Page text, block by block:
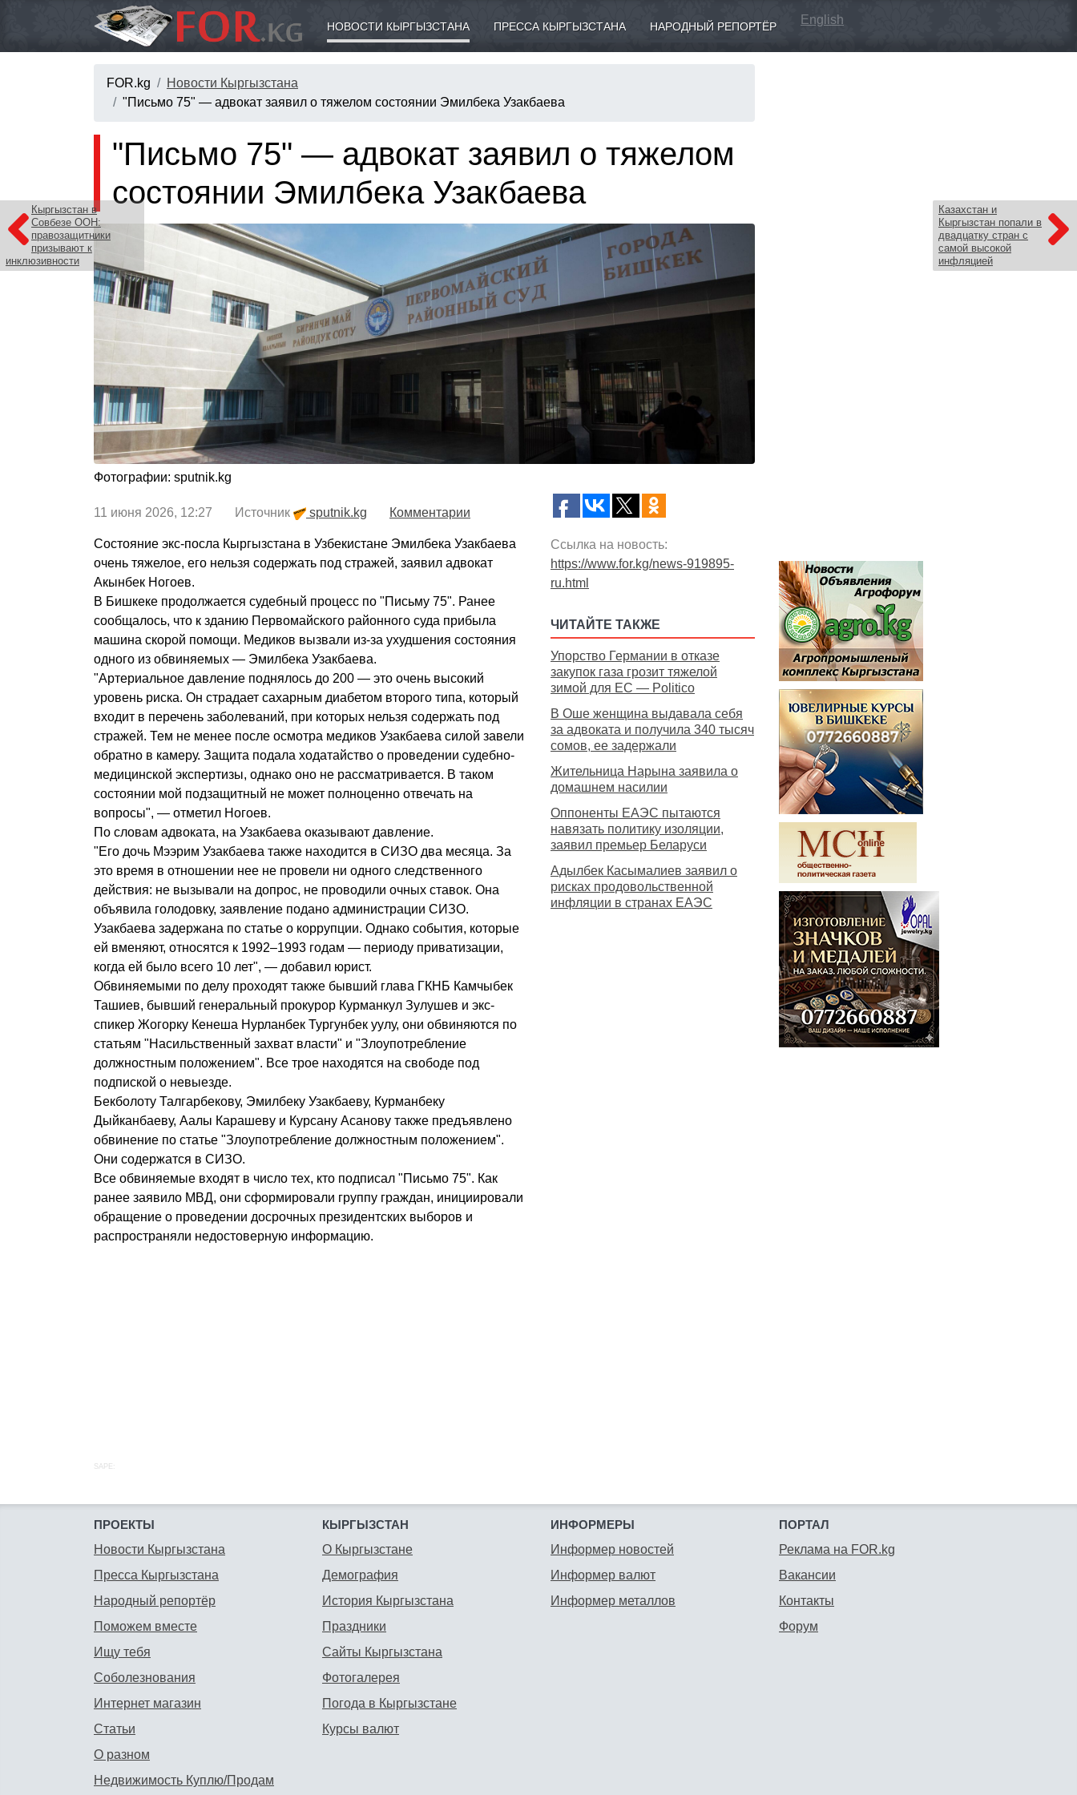
НОВОСТИ КЫРГЫЗСТАНА ПРЕССА КЫРГЫЗСТАНА НАРОДНЫЙ РЕПОРТЁР English
FOR.kg
Новости Кыргызстана
"Письмо 75" — адвокат заявил о тяжелом состоянии Эмилбека Узакбаева
Кыргызстан в
Совбезе ООН:
правозащитники
призывают к
инклюзивности
Казахстан и
Кыргызстан попали в
двадцатку стран с
самой высокой
инфляцией
"Письмо 75" — адвокат заявил о тяжелом
состоянии Эмилбека Узакбаева
Фотографии: sputnik.kg
11 июня 2026, 12:27 Источник sputnik.kg Комментарии
Состояние экс-посла Кыргызстана в Узбекистане Эмилбека Узакбаева
очень тяжелое, его нельзя содержать под стражей, заявил адвокат
Акынбек Ногоев.
В Бишкеке продолжается судебный процесс по "Письму 75". Ранее
сообщалось, что к зданию Первомайского районного суда прибыла
машина скорой помощи. Медиков вызвали из-за ухудшения состояния
одного из обвиняемых — Эмилбека Узакбаева.
"Артериальное давление поднялось до 200 — это очень высокий
уровень риска. Он страдает сахарным диабетом второго типа, который
входит в перечень заболеваний, при которых нельзя содержать под
стражей. Тем не менее после осмотра медиков Узакбаева силой завели
обратно в камеру. Защита подала ходатайство о проведении судебно-
медицинской экспертизы, однако оно не рассматривается. В таком
состоянии мой подзащитный не может полноценно отвечать на
вопросы", — отметил Ногоев.
По словам адвоката, на Узакбаева оказывают давление.
"Его дочь Мээрим Узакбаева также находится в СИЗО два месяца. За
это время в отношении нее не провели ни одного следственного
действия: не вызывали на допрос, не проводили очных ставок. Она
объявила голодовку, заявление подано администрации СИЗО.
Узакбаева задержана по статье о коррупции. Однако события, которые
ей вменяют, относятся к 1992–1993 годам — периоду приватизации,
когда ей было всего 10 лет", — добавил юрист.
Обвиняемыми по делу проходят также бывший глава ГКНБ Камчыбек
Ташиев, бывший генеральный прокурор Курманкул Зулушев и экс-
спикер Жогорку Кенеша Нурланбек Тургунбек уулу, они обвиняются по
статьям "Насильственный захват власти" и "Злоупотребление
должностным положением". Все трое находятся на свободе под
подпиской о невыезде.
Бекболоту Талгарбекову, Эмилбеку Узакбаеву, Курманбеку
Дыйканбаеву, Аалы Карашеву и Курсану Асанову также предъявлено
обвинение по статье "Злоупотребление должностным положением".
Они содержатся в СИЗО.
Все обвиняемые входят в число тех, кто подписал "Письмо 75". Как
ранее заявило МВД, они сформировали группу граждан, инициировали
обращение о проведении досрочных президентских выборов и
распространяли недостоверную информацию.
Ссылка на новость:
https://www.for.kg/news-919895-
ru.html
ЧИТАЙТЕ ТАКЖЕ
Упорство Германии в отказе
закупок газа грозит тяжелой
зимой для ЕС — Politico
В Оше женщина выдавала себя
за адвоката и получила 340 тысяч
сомов, ее задержали
Жительница Нарына заявила о
домашнем насилии
Оппоненты ЕАЭС пытаются
навязать политику изоляции,
заявил премьер Беларуси
Адылбек Касымалиев заявил о
рисках продовольственной
инфляции в странах ЕАЭС
SAPE:
ПРОЕКТЫ
Новости Кыргызстана
Пресса Кыргызстана
Народный репортёр
Поможем вместе
Ищу тебя
Соболезнования
Интернет магазин
Статьи
О разном
Недвижимость Куплю/Продам
КЫРГЫЗСТАН
О Кыргызстане
Демография
История Кыргызстана
Праздники
Сайты Кыргызстана
Фотогалерея
Погода в Кыргызстане
Курсы валют
ИНФОРМЕРЫ
Информер новостей
Информер валют
Информер металлов
ПОРТАЛ
Реклама на FOR.kg
Вакансии
Контакты
Форум